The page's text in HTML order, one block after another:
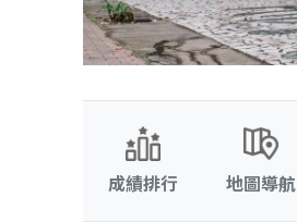
成績排行 地圖導航